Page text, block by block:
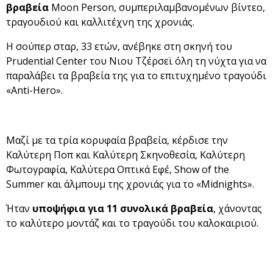
βραβεία Moon Person, συμπεριλαμβανομένων βίντεο,
τραγουδιού και καλλιτέχνη της χρονιάς.
Η σούπερ σταρ, 33 ετών, ανέβηκε στη σκηνή του
Prudential Center του Νιου Τζέρσεϊ όλη τη νύχτα για να
παραλάβει τα βραβεία της για το επιτυχημένο τραγούδι
«Anti-Hero».
Μαζί με τα τρία κορυφαία βραβεία, κέρδισε την
Καλύτερη Ποπ και Καλύτερη Σκηνοθεσία, Καλύτερη
Φωτογραφία, Καλύτερα Οπτικά Εφέ, Show of the
Summer και άλμπουμ της χρονιάς για το «Midnights».
Ήταν υποψήφια για 11 συνολικά βραβεία, χάνοντας
το καλύτερο μοντάζ και το τραγούδι του καλοκαιριού.